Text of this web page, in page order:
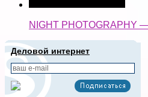
NIGHT PHOTOGRAPHY
Деловой интернет